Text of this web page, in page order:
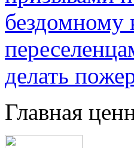
бездомному
делать
Главная